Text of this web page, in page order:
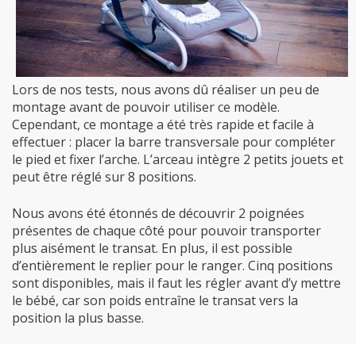
Lors de nos tests, nous avons dû réaliser un peu de
montage avant de pouvoir utiliser ce modèle.
Cependant, ce montage a été très rapide et facile à
effectuer : placer la barre transversale pour compléter
le pied et fixer l’arche. L’arceau intègre 2 petits jouets et
peut être réglé sur 8 positions.
Nous avons été étonnés de découvrir 2 poignées
présentes de chaque côté pour pouvoir transporter
plus aisément le transat. En plus, il est possible
d’entièrement le replier pour le ranger. Cinq positions
sont disponibles, mais il faut les régler avant d’y mettre
le bébé, car son poids entraîne le transat vers la
position la plus basse.